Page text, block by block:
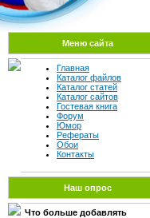
Меню сайта
Главная
Каталог файлов
Каталог статей
Каталог сайтов
Гостевая книга
Форум
Юмор
Рефераты
Обои
Контакты
Наш опрос
Что больше добавлять